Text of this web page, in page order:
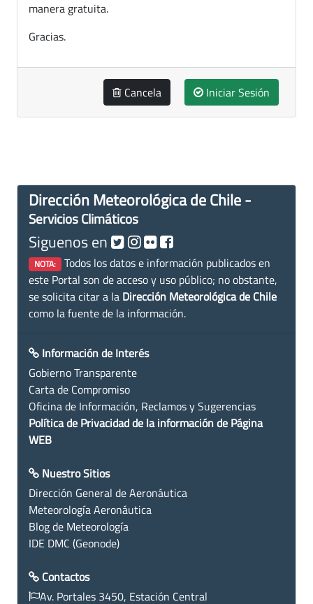
manera gratuita.
Gracias.
Cancela Iniciar Sesión
Dirección Meteorológica de Chile -
Servicios Climáticos
Siguenos en
NOTA: Todos los datos e información publicados en
este Portal son de acceso y uso público; no obstante,
se solicita citar a la Dirección Meteorológica de Chile
como la fuente de la información.
Información de Interés
Gobierno Transparente
Carta de Compromiso
Oficina de Información, Reclamos y Sugerencias
Política de Privacidad de la información de Página
WEB
Nuestro Sitios
Dirección General de Aeronáutica
Meteorología Aeronáutica
Blog de Meteorología
IDE DMC (Geonode)
Contactos
Av. Portales 3450, Estación Central